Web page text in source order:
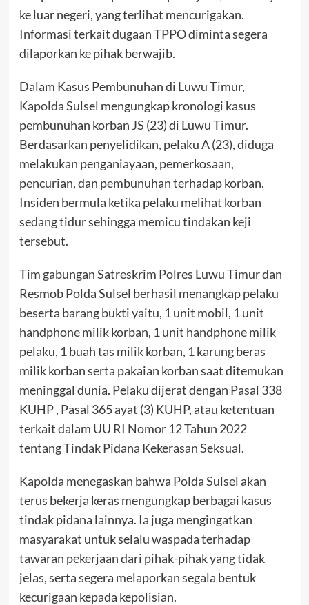
ke luar negeri, yang terlihat mencurigakan.
Informasi terkait dugaan TPPO diminta segera
dilaporkan ke pihak berwajib.
Dalam Kasus Pembunuhan di Luwu Timur,
Kapolda Sulsel mengungkap kronologi kasus
pembunuhan korban JS (23) di Luwu Timur.
Berdasarkan penyelidikan, pelaku A (23), diduga
melakukan penganiayaan, pemerkosaan,
pencurian, dan pembunuhan terhadap korban.
Insiden bermula ketika pelaku melihat korban
sedang tidur sehingga memicu tindakan keji
tersebut.
Tim gabungan Satreskrim Polres Luwu Timur dan
Resmob Polda Sulsel berhasil menangkap pelaku
beserta barang bukti yaitu, 1 unit mobil, 1 unit
handphone milik korban, 1 unit handphone milik
pelaku, 1 buah tas milik korban, 1 karung beras
milik korban serta pakaian korban saat ditemukan
meninggal dunia. Pelaku dijerat dengan Pasal 338
KUHP , Pasal 365 ayat (3) KUHP, atau ketentuan
terkait dalam UU RI Nomor 12 Tahun 2022
tentang Tindak Pidana Kekerasan Seksual.
Kapolda menegaskan bahwa Polda Sulsel akan
terus bekerja keras mengungkap berbagai kasus
tindak pidana lainnya. Ia juga mengingatkan
masyarakat untuk selalu waspada terhadap
tawaran pekerjaan dari pihak-pihak yang tidak
jelas, serta segera melaporkan segala bentuk
kecurigaan kepada kepolisian.